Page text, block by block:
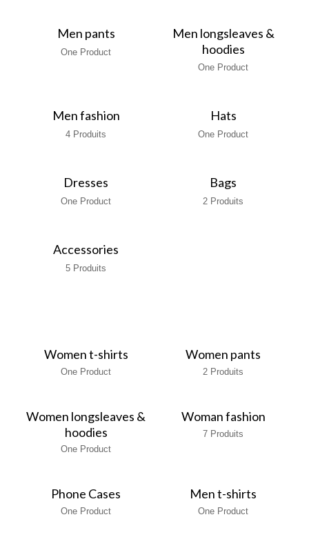
Men pants
One Product
Men longsleaves &
hoodies
One Product
Men fashion
4 Produits
Hats
One Product
Dresses
One Product
Bags
2 Produits
Accessories
5 Produits
Women t-shirts
One Product
Women pants
2 Produits
Women longsleaves &
hoodies
One Product
Woman fashion
7 Produits
Phone Cases
One Product
Men t-shirts
One Product